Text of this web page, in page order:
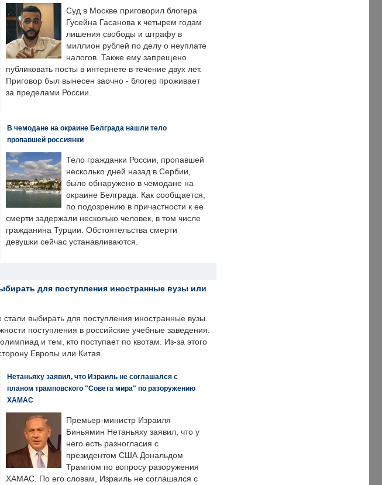
Суд в Москве приговорил блогера
Гусейна Гасанова к четырем годам
лишения свободы и штрафу в
миллион рублей по делу о неуплате
налогов. Также ему запрещено
публиковать посты в интернете в течение двух лет.
Приговор был вынесен заочно - блогер проживает
за пределами России.
В чемодане на окраине Белграда нашли тело
пропавшей россиянки
Тело гражданки России, пропавшей
несколько дней назад в Сербии,
было обнаружено в чемодане на
окраине Белграда. Как сообщается,
по подозрению в причастности к ее
смерти задержали несколько человек, в том числе
гражданина Турции. Обстоятельства смерти
девушки сейчас устанавливаются.
для поступления иностранные вузы или
стали выбирать для поступления иностранные вузы.
поступления в российские учебные заведения.
и тем, кто поступает по квотам. Из-за этого
Европы или Китая.
Нетаньяху заявил, что Израиль не соглашался с
планом трамповского "Совета мира" по разоружению
ХАМАС
Премьер-министр Израиля
Биньямин Нетаньяху заявил, что у
него есть разногласия с
президентом США Дональдом
Трампом по вопросу разоружения
ХАМАС. По его словам, Израиль не соглашался с